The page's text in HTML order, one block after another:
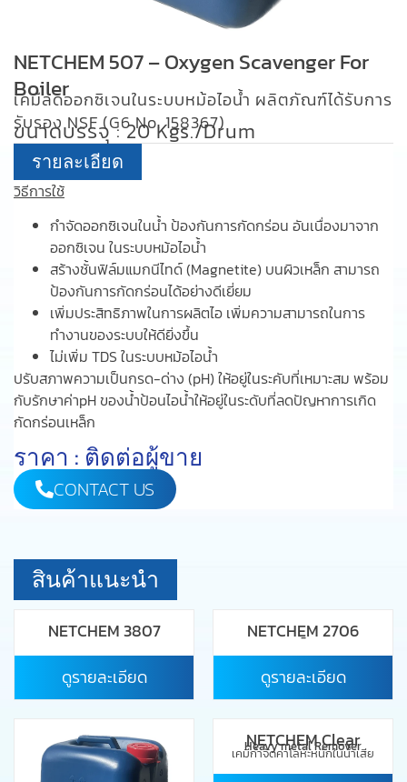
NETCHEM 507 – Oxygen Scavenger For
Boiler
เคมีลดออกซิเจนในระบบหม้อไอน้ำ ผลิตภัณฑ์ได้รับการ
รับรอง NSF (G6 No. 158367)
ขนาดบรรจุ : 20 Kgs./Drum
รายละเอียด
วิธีการใช้
กำจัดออกซิเจนในน้ำ ป้องกันการกัดกร่อน อันเนื่องมาจาก
ออกซิเจน ในระบบหม้อไอน้ำ
สร้างชั้นฟิล์มแมกนีไทด์ (Magnetite) บนผิวเหล็ก สามารถ
ป้องกันการกัดกร่อนได้อย่างดีเยี่ยม
เพิ่มประสิทธิภาพในการผลิตไอ เพิ่มความสามารถในการ
ทำงานของระบบให้ดียิ่งขึ้น
ไม่เพิ่ม TDS ในระบบหม้อไอน้ำ
ปรับสภาพความเป็นกรด-ด่าง (pH) ให้อยู่ในระคับที่เหมาะสม พร้อม
กับรักษาค่าpH ของน้ำป้อนไอน้ำให้อยู่ในระดับที่ลดปัญหาการเกิด
กัดกร่อนเหล็ก
ราคา : ติดต่อผู้ขาย
CONTACT US
สินค้าแนะนำ
NETCHEM 3807
ดูรายละเอียด
NETCHEM 2706
-
ดูรายละเอียด
NETCHEM Clear
Heavy metal Remover
เคมีกำจัดค่าโลหะหนักในน้ำเสีย